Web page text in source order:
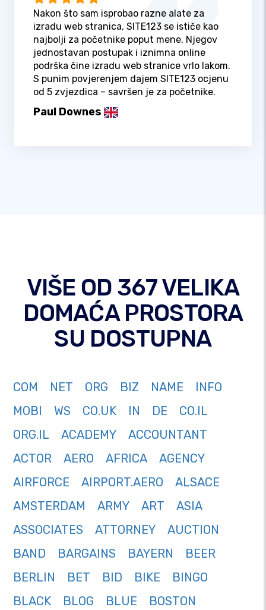
Nakon što sam isprobao razne alate za
izradu web stranica, SITE123 se ističe kao
najbolji za početnike poput mene. Njegov
jednostavan postupak i iznimna online
podrška čine izradu web stranice vrlo lakom.
S punim povjerenjem dajem SITE123 ocjenu
od 5 zvjezdica – savršen je za početnike.
Paul Downes
VIŠE OD 367 VELIKA
DOMAĆA PROSTORA
SU DOSTUPNA
COM NET ORG BIZ NAME
INFO
MOBI
WS CO.UK IN DE
CO.IL
ORG.IL
ACADEMY
ACCOUNTANT
ACTOR
AERO AFRICA
AGENCY
AIRFORCE
AIRPORT.AERO
ALSACE
AMSTERDAM
ARMY ART
ASIA
ASSOCIATES
ATTORNEY
AUCTION
BAND
BARGAINS BAYERN
BEER
BERLIN
BET BID BIKE
BINGO
BLACK
BLOG BLUE
BOSTON